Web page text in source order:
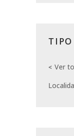
Ver